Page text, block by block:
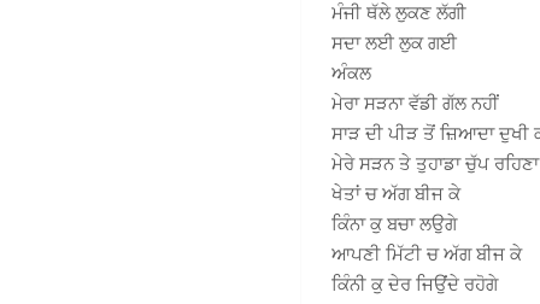
ਮੰਜੀ ਥੱਲੇ ਲੁਕਣ ਲੱਗੀ
ਸਦਾ ਲਈ ਲੁਕ ਗਈ
ਅੰਕਲ
ਮੇਰਾ ਸੜਨਾ ਵੱਡੀ ਗੱਲ ਨਹੀਂ
ਸਾੜ ਦੀ ਪੀੜ ਤੋਂ ਜ਼ਿਆਦਾ ਦੁਖੀ
ਮੇਰੇ ਸੜਨ ਤੇ ਤੁਹਾਡਾ ਚੁੱਪ ਰਹਿਣਾ
ਖੇਤਾਂ ਚ ਅੱਗ ਬੀਜ ਕੇ
ਕਿੰਨਾ ਕੁ ਬਚਾ ਲਉਗੇ
ਆਪਣੀ ਮਿੱਟੀ ਚ ਅੱਗ ਬੀਜ ਕੇ
ਕਿੰਨੀ ਕੁ ਦੇਰ ਜਿਉਂਦੇ ਰਹੋਗੇ